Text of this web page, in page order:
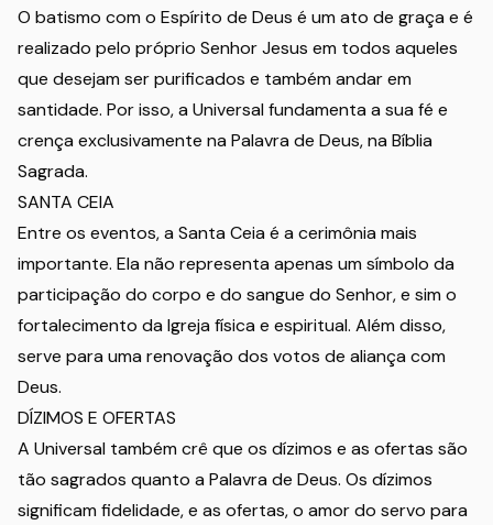
O batismo com o Espírito de Deus é um ato de graça e é
realizado pelo próprio Senhor Jesus em todos aqueles
que desejam ser purificados e também andar em
santidade. Por isso, a Universal fundamenta a sua fé e
crença exclusivamente na Palavra de Deus, na Bíblia
Sagrada.
SANTA CEIA
Entre os eventos, a Santa Ceia é a cerimônia mais
importante. Ela não representa apenas um símbolo da
participação do corpo e do sangue do Senhor, e sim o
fortalecimento da Igreja física e espiritual. Além disso,
serve para uma renovação dos votos de aliança com
Deus.
DÍZIMOS E OFERTAS
A Universal também crê que os dízimos e as ofertas são
tão sagrados quanto a Palavra de Deus. Os dízimos
significam fidelidade, e as ofertas, o amor do servo para